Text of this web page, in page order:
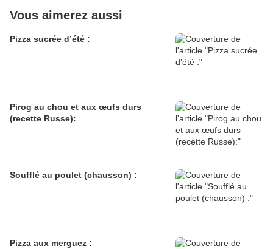
Vous aimerez aussi
Pizza sucrée d’été :
Pirog au chou et aux œufs durs
(recette Russe):
Soufflé au poulet (chausson) :
Pizza aux merguez :